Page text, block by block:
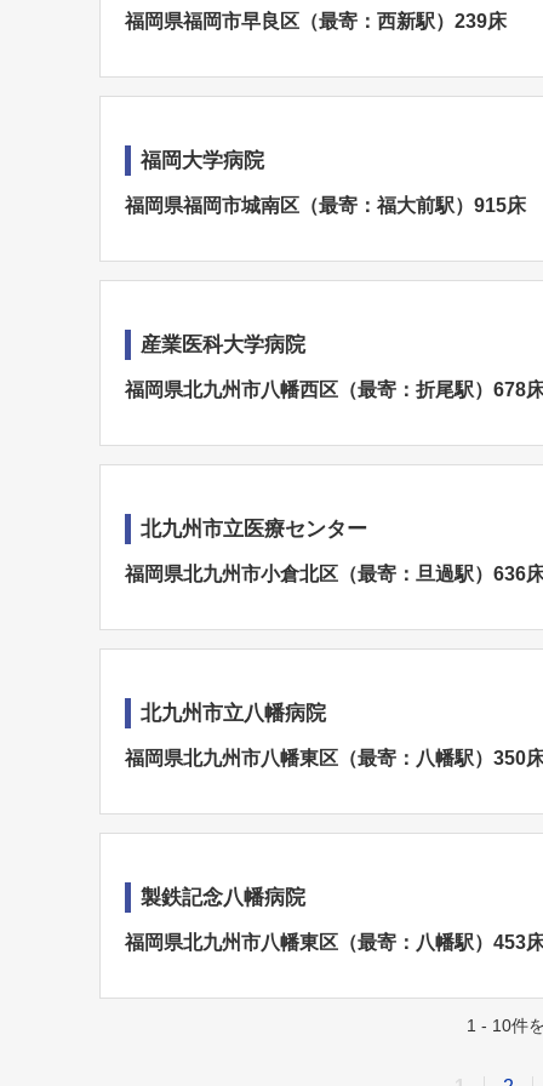
福岡県福岡市早良区（最寄：西新駅）239床
福岡大学病院
福岡県福岡市城南区（最寄：福大前駅）915床
産業医科大学病院
福岡県北九州市八幡西区（最寄：折尾駅）678
北九州市立医療センター
福岡県北九州市小倉北区（最寄：旦過駅）636
北九州市立八幡病院
福岡県北九州市八幡東区（最寄：八幡駅）350
製鉄記念八幡病院
福岡県北九州市八幡東区（最寄：八幡駅）453
1 - 10件